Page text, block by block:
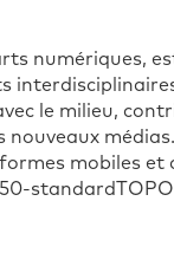
numériques,
le milieu,
mobiles et